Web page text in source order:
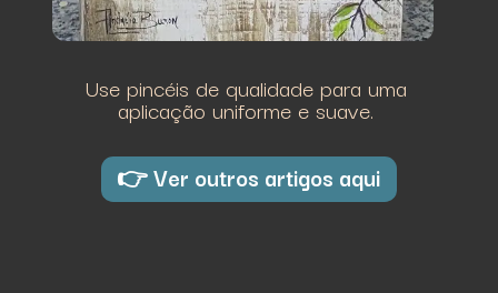
Use pincéis de qualidade para uma
aplicação uniforme e suave.
👉 Ver outros artigos aqui